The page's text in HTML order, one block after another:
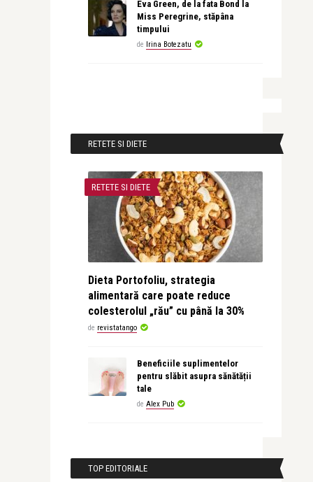
Eva Green, de la fata Bond la
Miss Peregrine, stăpâna
timpului
de Irina Botezatu
RETETE SI DIETE
RETETE SI DIETE
Dieta Portofoliu, strategia
alimentară care poate reduce
colesterolul „rău” cu până la 30%
de revistatango
Beneficiile suplimentelor
pentru slăbit asupra sănătății
tale
de Alex Pub
TOP EDITORIALE